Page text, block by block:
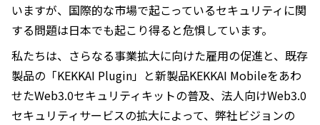
いますが、国際的な市場で起こっているセキュリティに関
する問題は日本でも起こり得ると危惧しています。
私たちは、さらなる事業拡大に向けた雇用の促進と、既存
製品の「KEKKAI Plugin」と新製品KEKKAI Mobileをあわ
せたWeb3.0セキュリティキットの普及、法人向けWeb3.0
セキュリティサービスの拡大によって、弊社ビジョンの